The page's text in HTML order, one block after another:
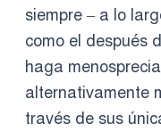
siempre – a lo
como el después
haga
alternativamente
través de sus